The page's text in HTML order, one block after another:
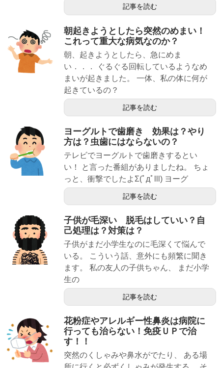
記事を読む
朝起きようとしたら突然のめまい！
これって重大な病気なのか？
朝、起きようとしたら、急にめま
い．．． ぐるぐる回転しているようなめ
まいが起きました。 一体、私の体に何が
起きているの？
記事を読む
ヨーグルトで歯磨き 効果は？やり
方は？虫歯にはならないの？
テレビでヨーグルトで歯磨きするとい
い！ と言った番組がありましたね。 ちょ
っと、衝撃でしたよΣ(ﾟдﾟlll) ヨーグ
記事を読む
子供が毛深い 脱毛はしていい？自
己処理は？対策は？
子供がまだ小学生なのに毛深くて悩んで
いる。 こういう話、意外にも頻繁に聞き
ます。 私の友人の子供ちゃん、 まだ小学
生の
記事を読む
花粉症やアレルギー性鼻炎は病院に
行っても治らない！免疫ＵＰで治
す！！
突然のくしゃみや鼻水がでたり、 ある場